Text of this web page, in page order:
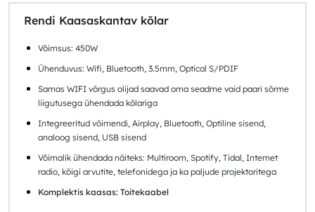
Rendi Kaasaskantav kõlar
Võimsus: 450W
Ühenduvus: Wifi, Bluetooth, 3.5mm, Optical S/PDIF
Samas WIFI võrgus olijad saavad oma seadme vaid paari sõrme
liigutusega ühendada kõlariga
Integreeritud võimendi, Airplay, Bluetooth, Optiline sisend,
analoog sisend, USB sisend
Võimalik ühendada näiteks: Multiroom, Spotify, Tidal, Internet
radio, kõigi arvutite, telefonidega ja ka paljude projektoritega
Komplektis kaasas: Toitekaabel